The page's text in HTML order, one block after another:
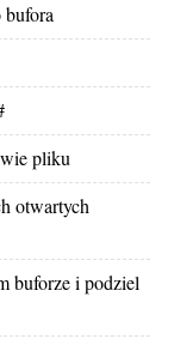
pliku
otwartych
buforze i podziel